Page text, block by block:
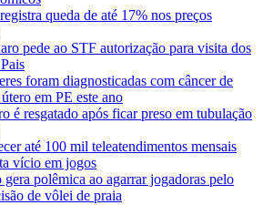
queda de até 17% nos preços
pede ao STF autorização para visita dos
foram diagnosticadas com câncer de
em PE este ano
é resgatado após ficar preso em tubulação
até 100 mil teleatendimentos mensais
vício em jogos
polêmica ao agarrar jogadoras pelo
de vôlei de praia